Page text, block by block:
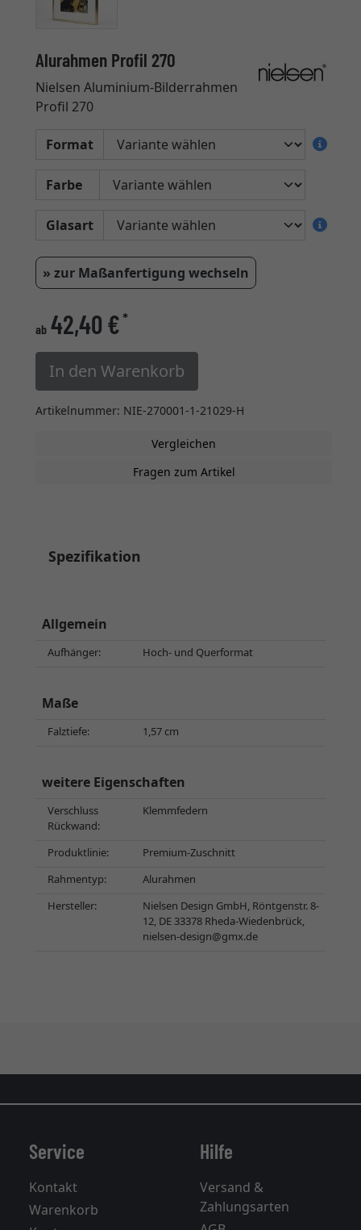
Alurahmen Profil 270
Nielsen Aluminium-Bilderrahmen
Profil 270
Format
Farbe
Glasart
» zur Maßanfertigung wechseln
ab 42,40 €*
In den Warenkorb
Artikelnummer: NIE-270001-1-21029-H
Vergleichen
Fragen zum Artikel
Spezifikation
Allgemein
Aufhänger: Hoch- und Querformat
Maße
Falztiefe: 1,57 cm
weitere Eigenschaften
Verschluss
Rückwand:
Klemmfedern
Produktlinie:
Premium-Zuschnitt
Rahmentyp:
Alurahmen
Hersteller:
Nielsen Design GmbH, Röntgenstr. 8-
12, DE 33378 Rheda-Wiedenbrück,
nielsen-design@gmx.de
Service
Kontakt
Warenkorb
Hilfe
Versand &
Zahlungsarten